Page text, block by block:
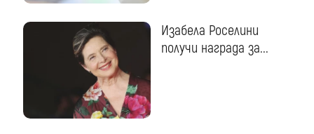
Изабела Роселини
получи награда за...